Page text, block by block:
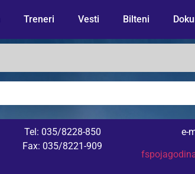
Treneri Vesti Bilteni
Tel: 035/8228-850
Fax: 035/8221-909
e-